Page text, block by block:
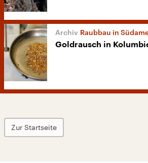
Raubbau in
Goldrausch in
Zur Startseite